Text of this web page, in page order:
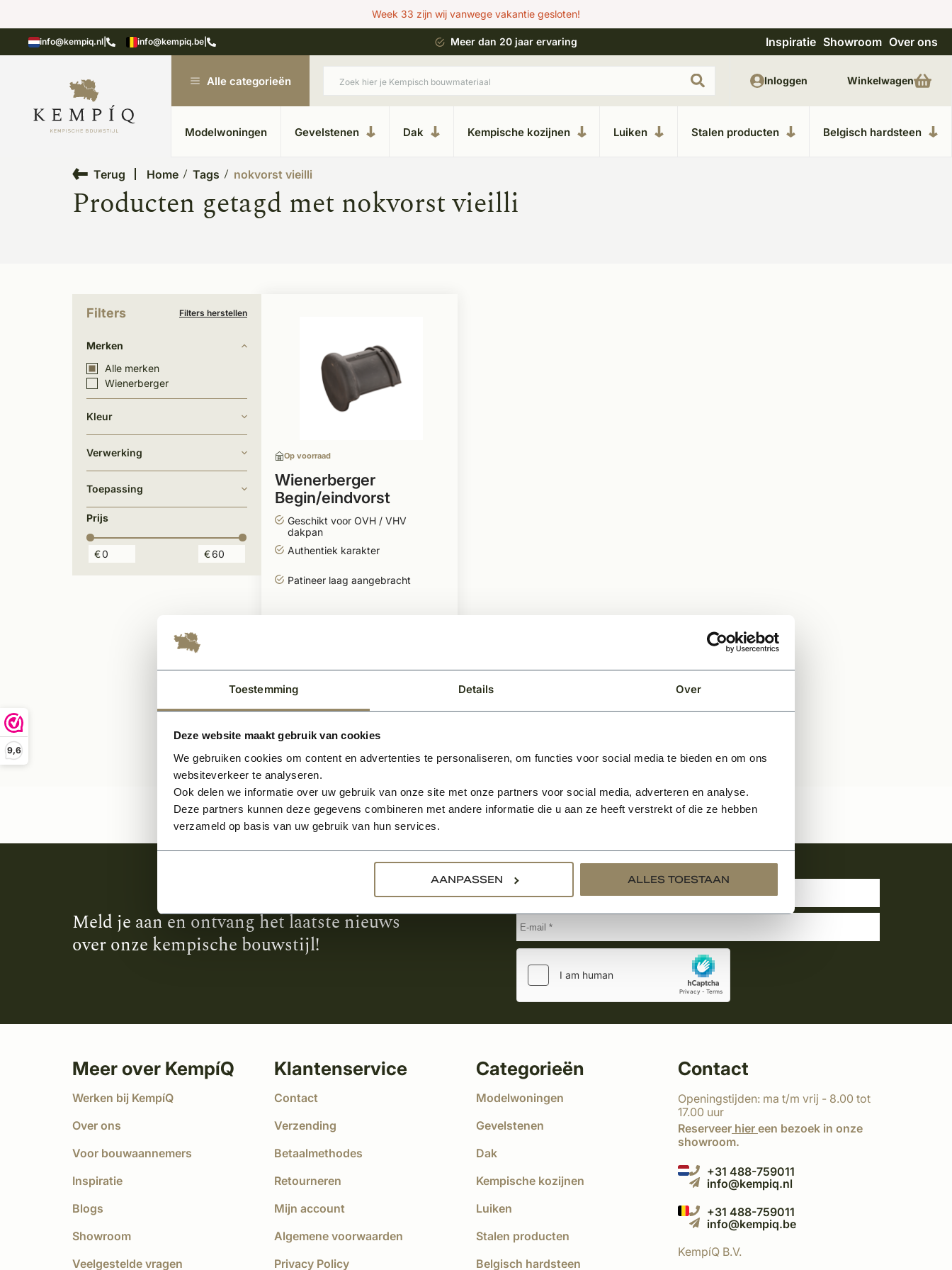
Toestemming Details Over
Deze website maakt gebruik van cookies
We gebruiken cookies om content en advertenties te personaliseren, om functies voor social media te bieden en om ons
websiteverkeer te analyseren.
Ook delen we informatie over uw gebruik van onze site met onze partners voor social media, adverteren en analyse.
Deze partners kunnen deze gegevens combineren met andere informatie die u aan ze heeft verstrekt of die ze hebben
verzameld op basis van uw gebruik van hun services.
AANPASSEN ALLES TOESTAAN
9,6
Week 33 zijn wij vanwege vakantie gesloten!
info@kempiq.nl info@kempiq.be
in Kesteren Unieke materialen in kempische bouwstijl Meer dan 20 jaar ervaring Uitgebreide showroom in Kesteren Unieke
Inspiratie Showroom Over ons
Alle categorieën
Modelwoningen Gevelstenen Dak Kempische kozijnen Luiken Stalen producten Belgisch hardsteen
Inloggen Winkelwagen
Terug Home Tags nokvorst vieilli
Producten getagd met nokvorst vieilli
Filters Filters herstellen
Merken
Alle merken
Wienerberger
Kleur
Verwerking
Toepassing
Prijs
€ €
Op voorraad
Wienerberger
Begin/eindvorst
halfrond vieilli blauw
gepatineerd
Geschikt voor OVH / VHV
dakpan
Authentiek karakter
Patineer laag aangebracht
Meld je aan en ontvang het laatste nieuws
over onze kempische bouwstijl!
Meer over KempíQ
Werken bij KempíQ
Over ons
Voor bouwaannemers
Inspiratie
Blogs
Showroom
Veelgestelde vragen
Klantenservice
Contact
Verzending
Betaalmethodes
Retourneren
Mijn account
Algemene voorwaarden
Privacy Policy
Categorieën
Modelwoningen
Gevelstenen
Dak
Kempische kozijnen
Luiken
Stalen producten
Belgisch hardsteen
Contact
Openingstijden: ma t/m vrij - 8.00 tot
17.00 uur
Reserveer hier een bezoek in onze
showroom.
+31 488-759011
info@kempiq.nl
+31 488-759011
info@kempiq.be
KempíQ B.V.